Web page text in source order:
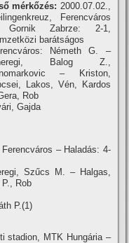
mérkőzés: 2000.07.02.,
Ferencváros
Zabrze: 2-1,
barátságos
Németh G. –
Balog Z.,
– Kriston,
Lakos, Vén, Kardos
Rob
Gajda
– Haladás: 4-
Szűcs M. – Halgas,
Rob
P.(1)
stadion, MTK Hungária –